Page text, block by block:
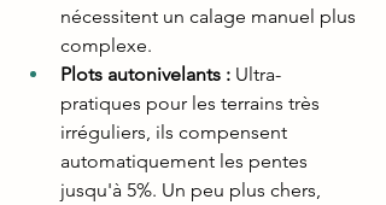
nécessitent un calage manuel plus
complexe.
Plots autonivelants : Ultra-
pratiques pour les terrains très
irréguliers, ils compensent
automatiquement les pentes
jusqu'à 5%. Un peu plus chers,